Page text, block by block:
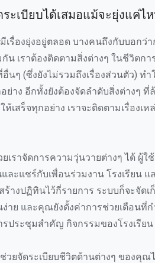
ระเบียบได้เสมอแม้จะยุ่งแค่ไ
เรื่องยุ่งอยู่ตลอด บางคนถึงกับบอกว่
เราต้องติดตามสิ่งต่างๆ ในชีวิตกา
นๆ (ซึ่งยังไม่รวมถึงเรื่องส่วนตัว) ทำ
ย่าง อีกทั้งยังต้องจัดลำดับสิ่งต่างๆ
เสร็จทุกอย่าง เราจะติดตามเรื่องเ
ราจัดการความวุ่นวายต่างๆ ได้ ผู้ใ
ะแชร์กับเพื่อนร่วมงาน โรงเรียน แ
างปฏิทินไว้กี่รายการ ระบบก็จะจัดเ
ง่าย และคุณยังตั้งค่าการช่วยเตือนที่
รประชุมสำคัญ กิจกรรมของโรงเรีย
วยจัดระเบียบชีวิตด้านต่างๆ ของคุณ